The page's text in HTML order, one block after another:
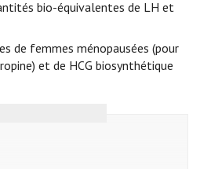
bio-équivalentes de LH et
de femmes ménopausées (pour
et de HCG biosynthétique